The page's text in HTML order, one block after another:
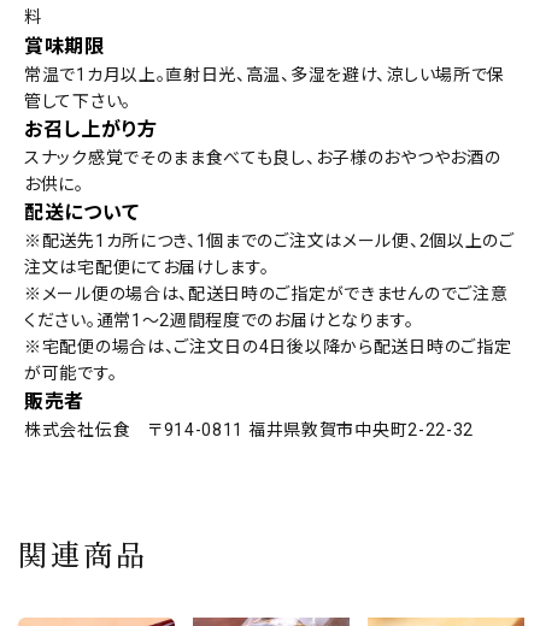
料
賞味期限
常温で1カ月以上。直射日光、高温、多湿を避け、涼しい場所で保
管して下さい。
お召し上がり方
スナック感覚でそのまま食べても良し、お子様のおやつやお酒の
お供に。
配送について
※配送先1カ所につき、1個までのご注文はメール便、2個以上のご
注文は宅配便にてお届けします。
※メール便の場合は、配送日時のご指定ができませんのでご注意
ください。通常1〜2週間程度でのお届けとなります。
※宅配便の場合は、ご注文日の4日後以降から配送日時のご指定
が可能です。
販売者
株式会社伝食 〒914-0811 福井県敦賀市中央町2-22-32
関連商品